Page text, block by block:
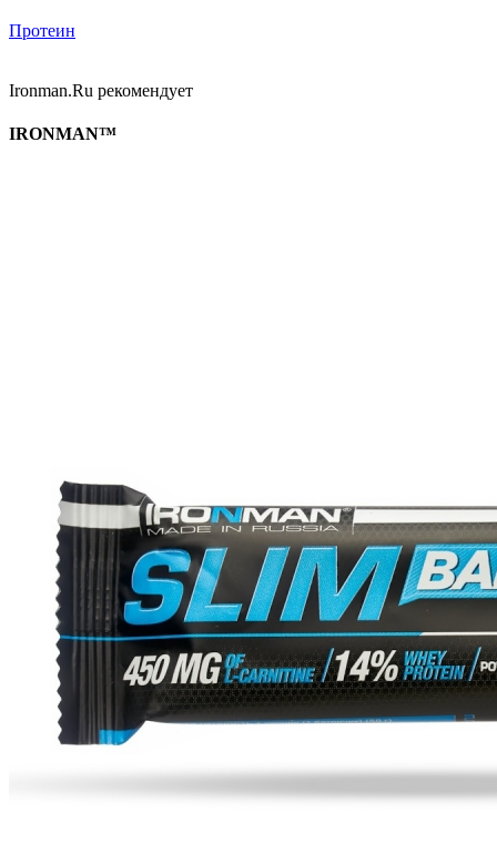
Протеин
Ironman.Ru рекомендует
IRONMAN™